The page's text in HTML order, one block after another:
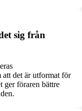
sig från
det är utformat för
ger föraren bättre